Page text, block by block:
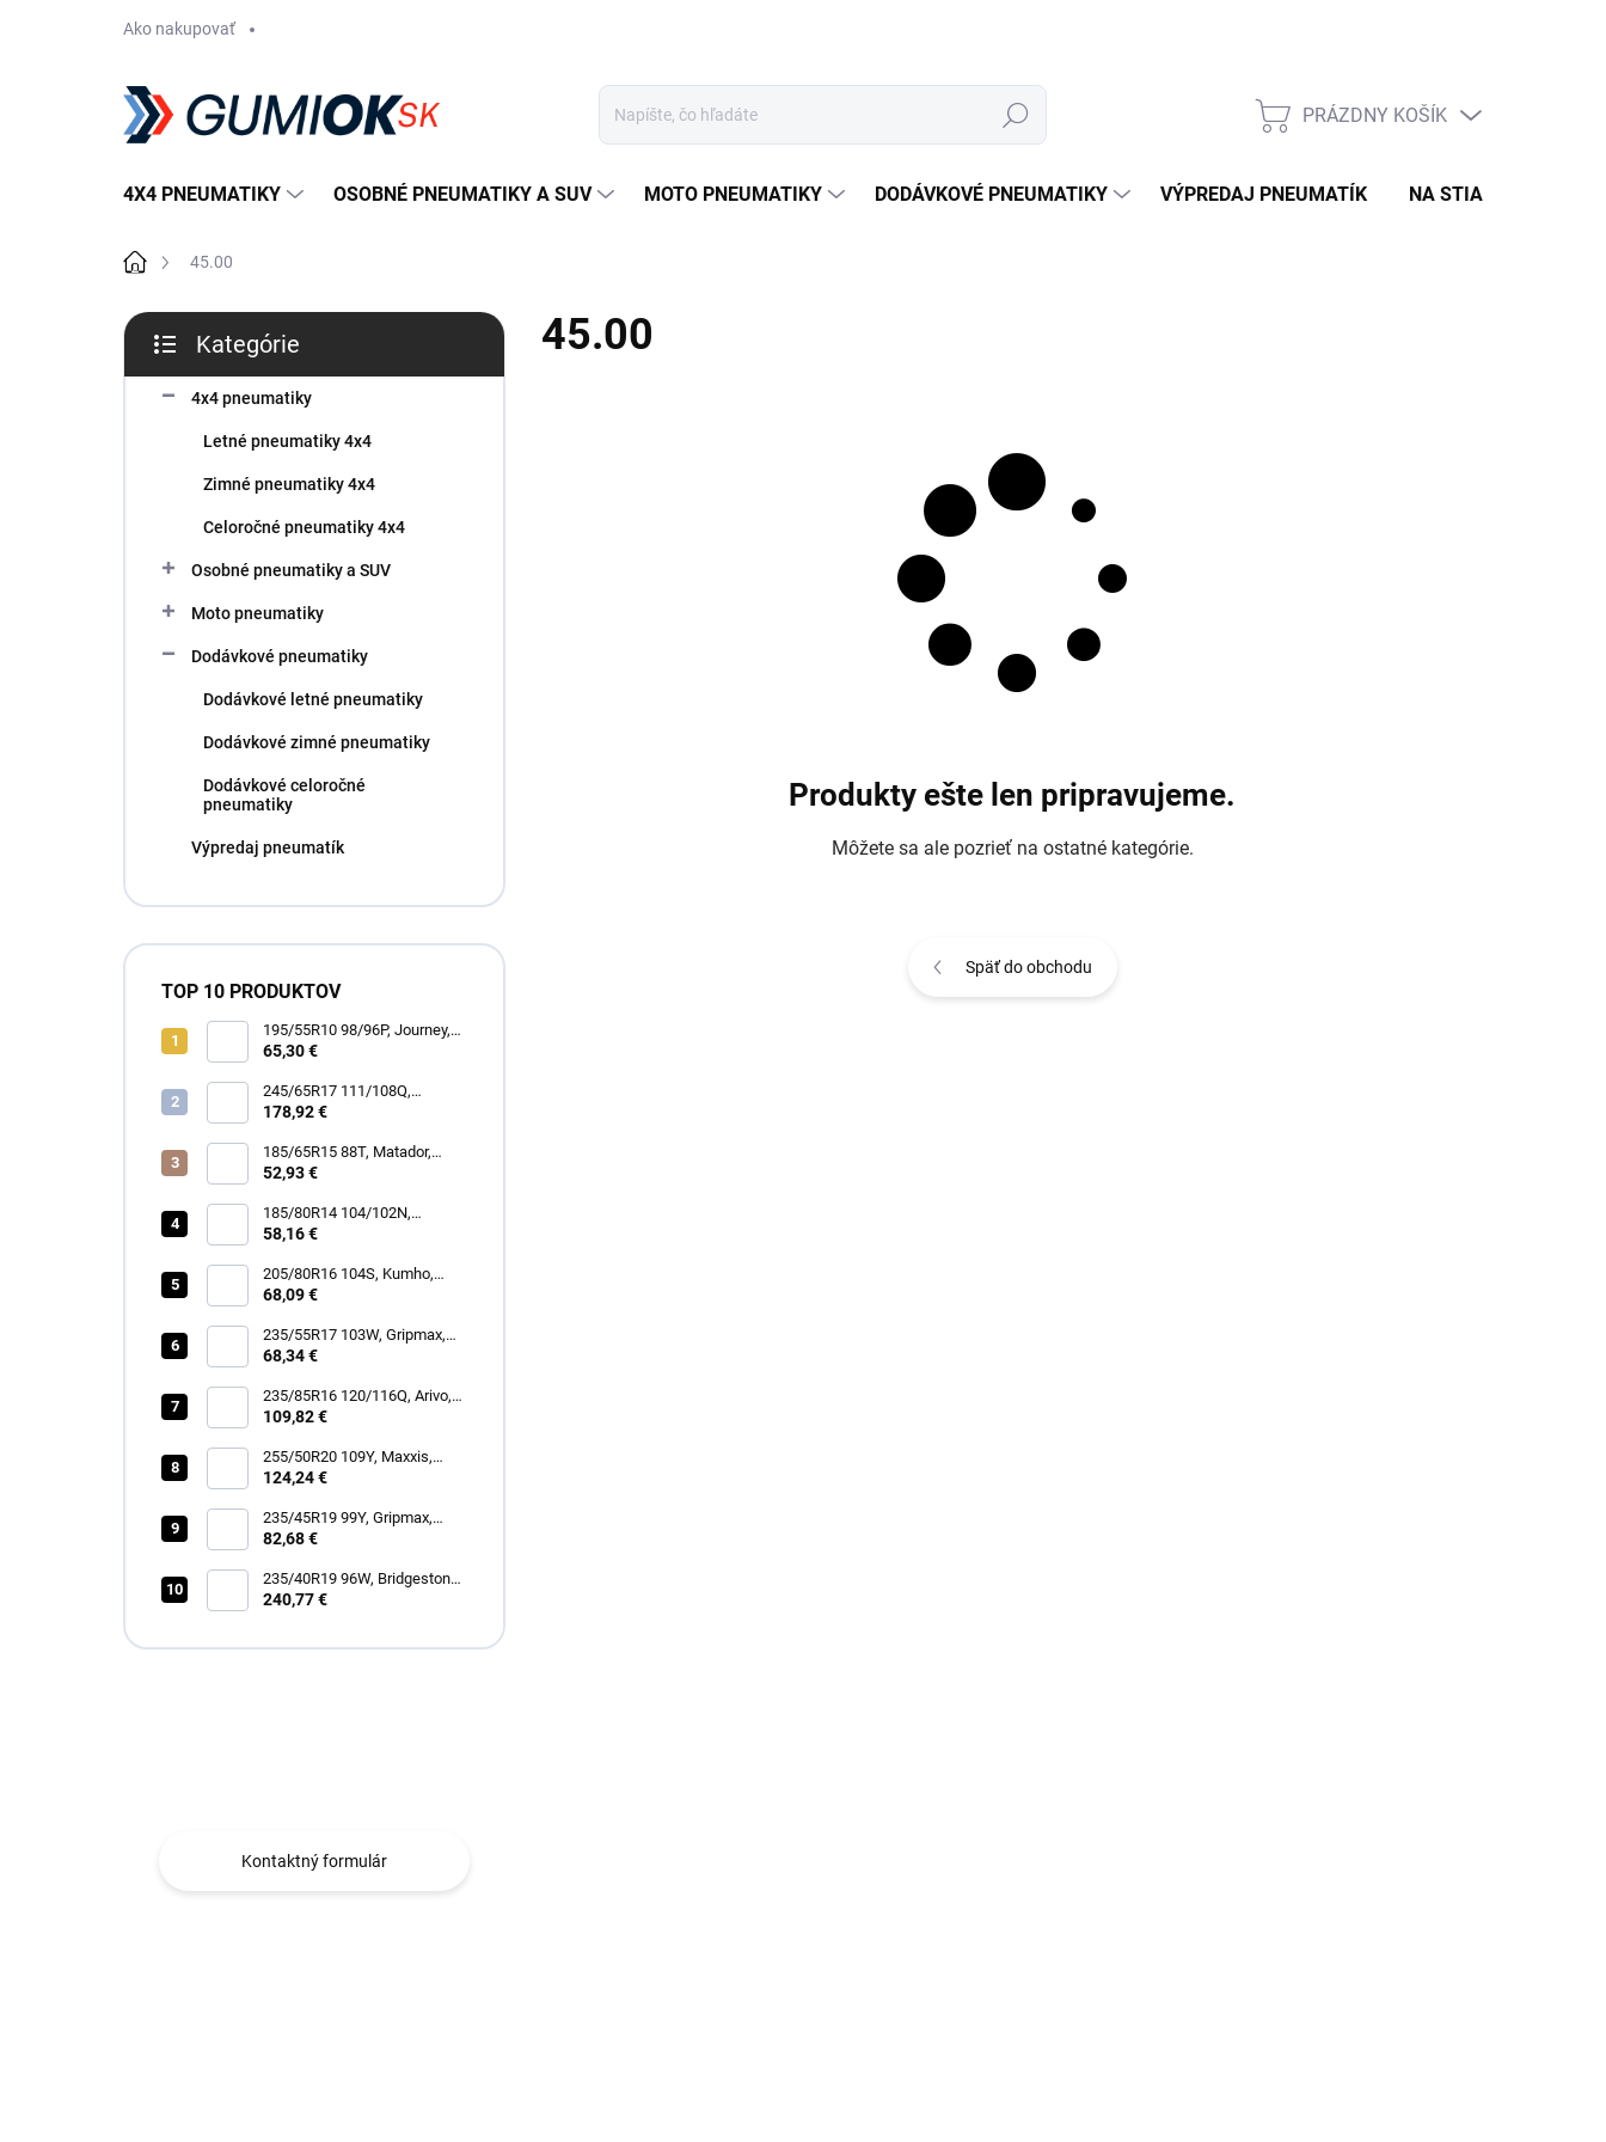
Ako nakupovať
Hľadať
NÁKUPNÝ
PRÁZDNY KOŠÍK
4X4 PNEUMATIKY OSOBNÉ PNEUMATIKY A SUV MOTO PNEUMATIKY DODÁVKOVÉ PNEUMATIKY VÝPREDAJ PNEUMATÍK NA STIAHNUTIE
Domov45.00
B
č
kategórie
Kategórie
4x4 pneumatiky
Letné pneumatiky 4x4
Zimné pneumatiky 4x4
Celoročné pneumatiky 4x4
Osobné pneumatiky a SUV
Moto pneumatiky
Dodávkové pneumatiky
Dodávkové letné pneumatiky
Dodávkové zimné pneumatiky
Dodávkové celoročné
pneumatiky
Výpredaj pneumatík
TOP 10 PRODUKTOV
195/55R10 98/96P, Journey,
WR301 TRAIL RUNNER
65,30 €
245/65R17 111/108Q,
BFGoodrich, MUD TERRAIN
178,92 €
185/65R15 88T, Matador,
MP62 ALL WEATHER EVO
52,93 €
185/80R14 104/102N,
Security, TR-603 TRAILER
58,16 €
205/80R16 104S, Kumho,
ROAD VENTURE AT61
68,09 €
235/55R17 103W, Gripmax,
STATURE H/T
68,34 €
235/85R16 120/116Q, Arivo,
TERRAMAX ARV A/T
109,82 €
255/50R20 109Y, Maxxis,
VICTRA SPORT 6 VS6 SUV
124,24 €
235/45R19 99Y, Gripmax,
STATURE H/T
82,68 €
235/40R19 96W, Bridgestone,
DUELER ALL TERRAIN A/T
240,77 €
Kontaktný formulár
45.00
Produkty ešte len pripravujeme.
Môžete sa ale pozrieť na ostatné kategórie.
Späť do obchodu